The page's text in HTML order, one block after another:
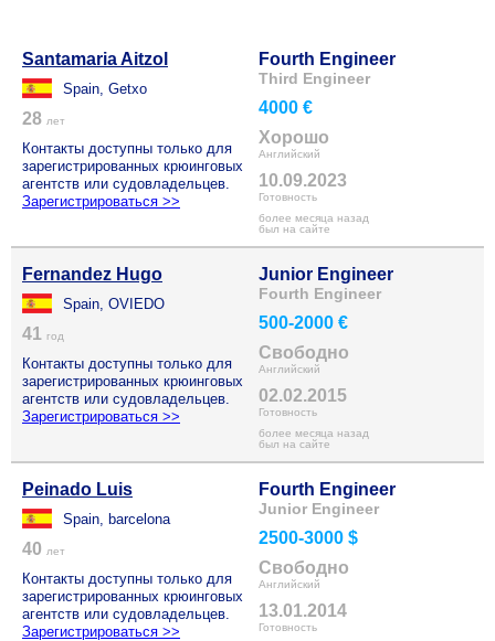
Santamaria Aitzol
Spain, Getxo
28 лет
Контакты доступны только для
зарегистрированных крюинговых
агентств или судовладельцев.
Зарегистрироваться >>
Fourth Engineer
Third Engineer
4000 €
Хорошо
Английский
10.09.2023
Готовность
более месяца назад
был на сайте
Fernandez Hugo
Spain, OVIEDO
41 год
Контакты доступны только для
зарегистрированных крюинговых
агентств или судовладельцев.
Зарегистрироваться >>
Junior Engineer
Fourth Engineer
500-2000 €
Свободно
Английский
02.02.2015
Готовность
более месяца назад
был на сайте
Peinado Luis
Spain, barcelona
40 лет
Контакты доступны только для
зарегистрированных крюинговых
агентств или судовладельцев.
Зарегистрироваться >>
Fourth Engineer
Junior Engineer
2500-3000 $
Свободно
Английский
13.01.2014
Готовность